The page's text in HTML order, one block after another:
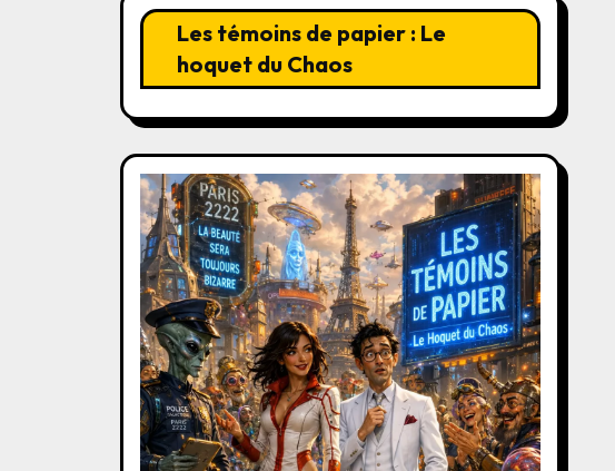
Les témoins de papier : Le
hoquet du Chaos